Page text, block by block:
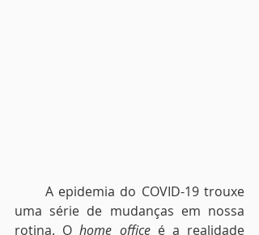
A epidemia do COVID-19 trouxe
uma série de mudanças em nossa
rotina. O home office é a realidade